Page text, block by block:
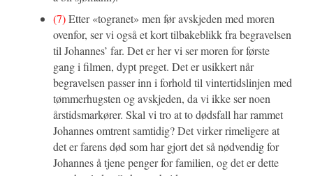
(7)Etter «togranet» men før avskjeden med moren
ovenfor, ser vi også et kort tilbakeblikk fra begravelsen
til Johannes’ far. Det er her vi ser moren for første
gang i filmen, dypt preget. Det er usikkert når
begravelsen passer inn i forhold til vintertidslinjen med
tømmerhugsten og avskjeden, da vi ikke ser noen
årstidsmarkører. Skal vi tro at to dødsfall har rammet
Johannes omtrent samtidig? Det virker rimeligere at
det er farens død som har gjort det så nødvendig for
Johannes å tjene penger for familien, og det er dette